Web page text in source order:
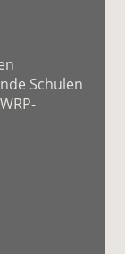
Schulen